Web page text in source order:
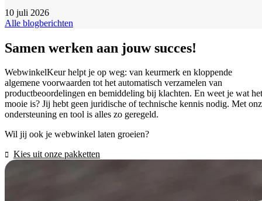
10 juli 2026
Alle blogberichten
Samen werken aan jouw succes!
WebwinkelKeur helpt je op weg: van keurmerk en kloppende
algemene voorwaarden tot het automatisch verzamelen van
productbeoordelingen en bemiddeling bij klachten. En weet je wat het
mooie is? Jij hebt geen juridische of technische kennis nodig. Met
ondersteuning en tool is alles zo geregeld.
Wil jij ook je webwinkel laten groeien?
Kies uit onze pakketten